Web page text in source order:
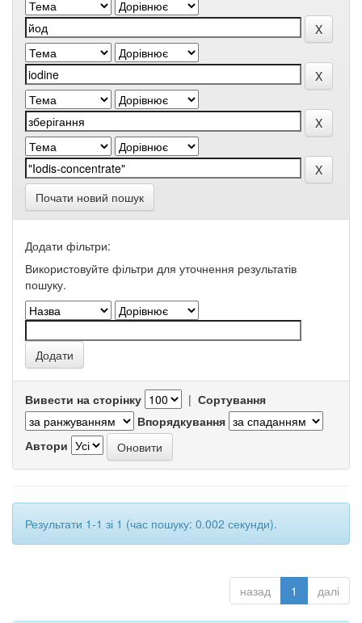
Почати новий пошук
Додати фільтри:
Використовуйте фільтри для уточнення результатів
пошуку.
Вивести на сторінку | Сортування
Впорядкування
Автори
Результати 1-1 зі 1 (час пошуку: 0.002 секунди).
назад 1 далі